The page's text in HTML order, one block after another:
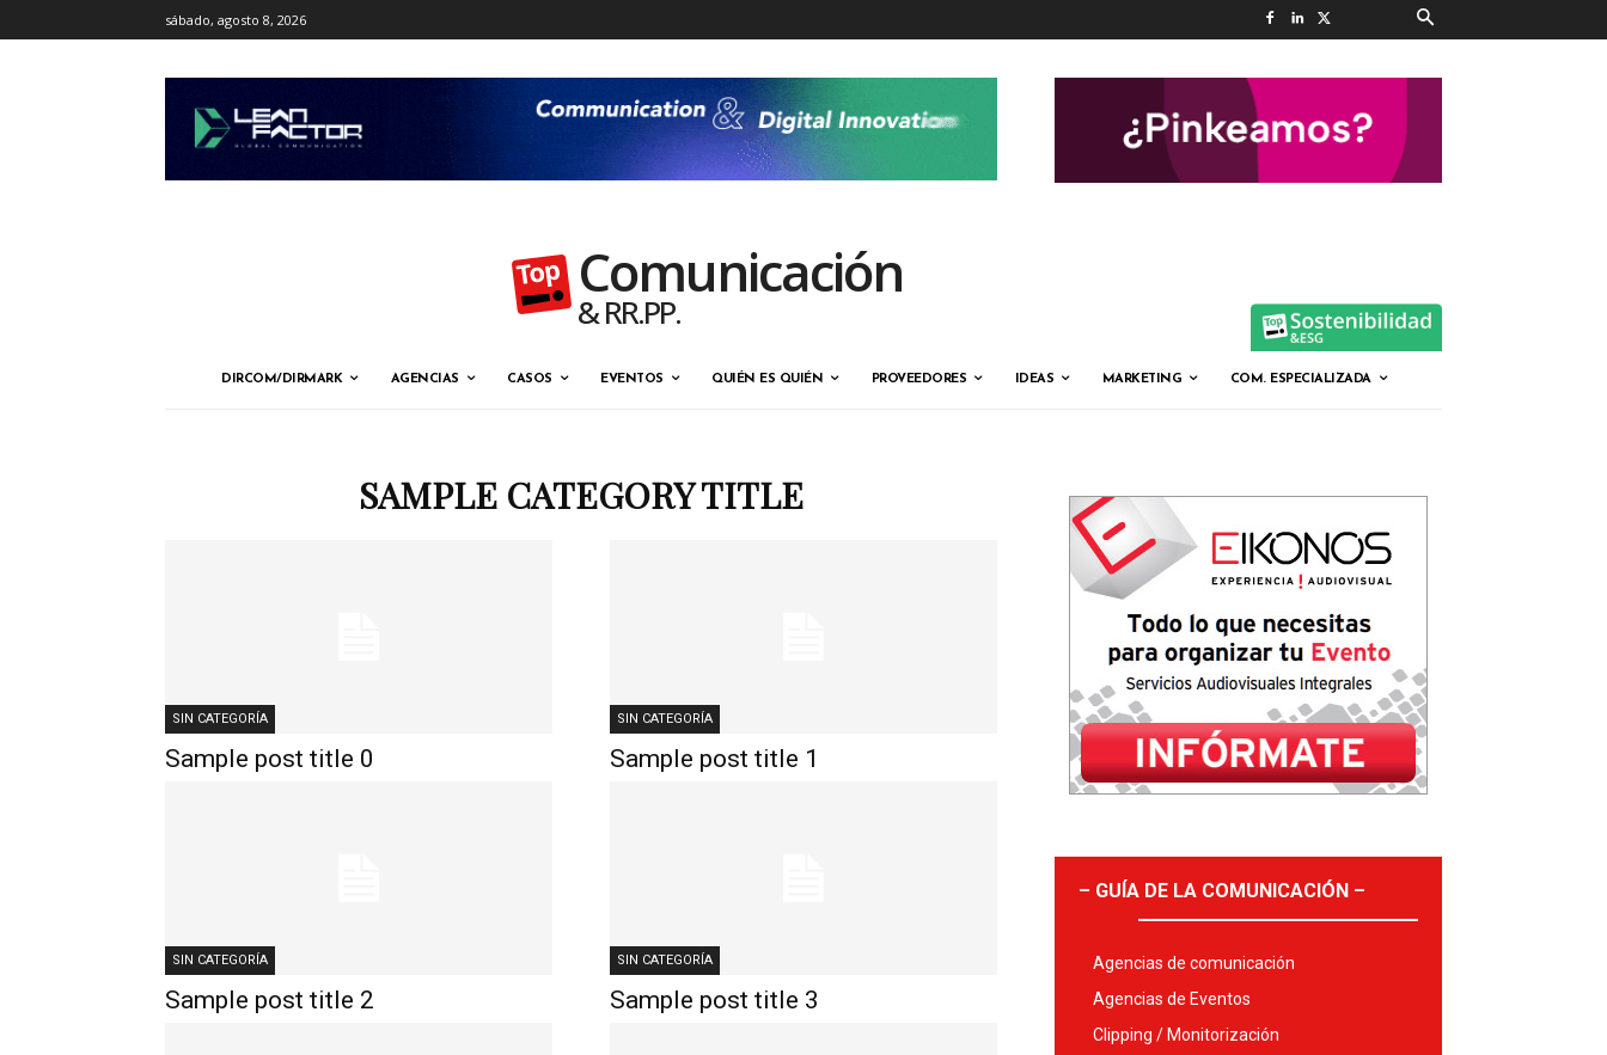
sábado, agosto 8, 2026
Comunicación
& RR.PP.
DIRCOM/DIRMARK AGENCIAS CASOS EVENTOS QUIÉN ES QUIÉN PROVEEDORES IDEAS MARKETING COM. ESPECIALIZADA
SAMPLE CATEGORY TITLE
SIN CATEGORÍA
Sample post title 0
SIN CATEGORÍA
Sample post title 1
SIN CATEGORÍA
Sample post title 2
SIN CATEGORÍA
Sample post title 3
– GUÍA DE LA COMUNICACIÓN –
Agencias de comunicación
Agencias de Eventos
Clipping / Monitorización